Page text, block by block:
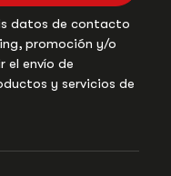
datos de contacto
promoción y/o
el envío de
y servicios de